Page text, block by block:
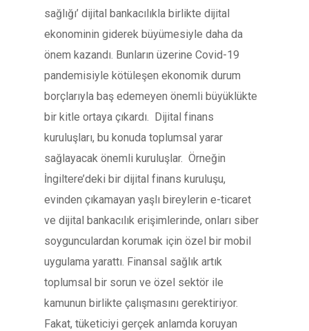
sağlığı’ dijital bankacılıkla birlikte dijital
ekonominin giderek büyümesiyle daha da
önem kazandı. Bunların üzerine Covid-19
pandemisiyle kötüleşen ekonomik durum
borçlarıyla baş edemeyen önemli büyüklükte
bir kitle ortaya çıkardı. Dijital finans
kuruluşları, bu konuda toplumsal yarar
sağlayacak önemli kuruluşlar. Örneğin
İngiltere’deki bir dijital finans kuruluşu,
evinden çıkamayan yaşlı bireylerin e-ticaret
ve dijital bankacılık erişimlerinde, onları siber
soygunculardan korumak için özel bir mobil
uygulama yarattı. Finansal sağlık artık
toplumsal bir sorun ve özel sektör ile
kamunun birlikte çalışmasını gerektiriyor.
Fakat, tüketiciyi gerçek anlamda koruyan